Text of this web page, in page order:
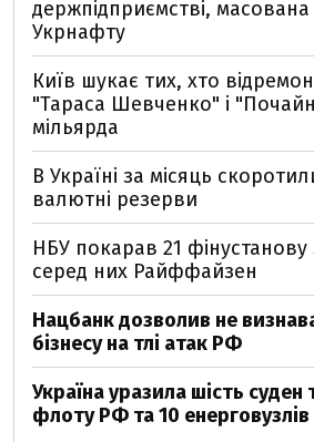
держпідприємстві,
Укрнафту
Київ шукає тих, хто
"Тараса Шевченко" і
мільярда
В Україні за місяць
валютні резерви
НБУ покарав 21
серед них Райффайзен
Нацбанк дозволив не
бізнесу на тлі атак РФ
Україна уразила шість суден
флоту РФ та 10 енерговузлів